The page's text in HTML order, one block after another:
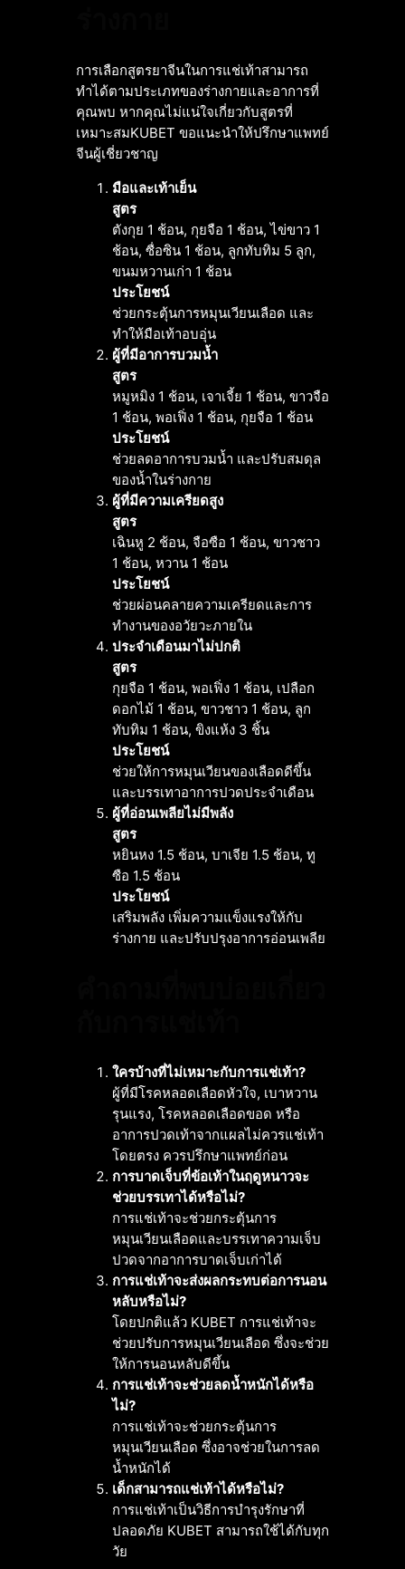
การเลือกสูตรยาจีนในการแช่เท้าสามารถ
ทำได้ตามประเภทของร่างกายและอาการที่
คุณพบ หากคุณไม่แน่ใจเกี่ยวกับสูตรที่
เหมาะสมKUBET ขอแนะนำให้ปรึกษาแพทย์
จีนผู้เชี่ยวชาญ
มือและเท้าเย็น
สูตร
ตังกุย 1 ช้อน, กุยจือ 1 ช้อน, ไข่ขาว 1
ช้อน, ซื่อซิน 1 ช้อน, ลูกทับทิม 5 ลูก,
ขนมหวานเก่า 1 ช้อน
ประโยชน์
ช่วยกระตุ้นการหมุนเวียนเลือด และ
ทำให้มือเท้าอบอุ่น
ผู้ที่มีอาการบวมน้ำ
สูตร
หมูหมิง 1 ช้อน, เจาเจี้ย 1 ช้อน, ขาวจือ
1 ช้อน, พอเฟิ่ง 1 ช้อน, กุยจือ 1 ช้อน
ประโยชน์
ช่วยลดอาการบวมน้ำ และปรับสมดุล
ของน้ำในร่างกาย
ผู้ที่มีความเครียดสูง
สูตร
เฉินหู 2 ช้อน, จือซือ 1 ช้อน, ขาวชาว
1 ช้อน, หวาน 1 ช้อน
ประโยชน์
ช่วยผ่อนคลายความเครียดและการ
ทำงานของอวัยวะภายใน
ประจำเดือนมาไม่ปกติ
สูตร
กุยจือ 1 ช้อน, พอเฟิ่ง 1 ช้อน, เปลือก
ดอกไม้ 1 ช้อน, ขาวชาว 1 ช้อน, ลูก
ทับทิม 1 ช้อน, ขิงแห้ง 3 ชิ้น
ประโยชน์
ช่วยให้การหมุนเวียนของเลือดดีขึ้น
และบรรเทาอาการปวดประจำเดือน
ผู้ที่อ่อนเพลียไม่มีพลัง
สูตร
หยินหง 1.5 ช้อน, บาเจีย 1.5 ช้อน, ทู
ซือ 1.5 ช้อน
ประโยชน์
เสริมพลัง เพิ่มความแข็งแรงให้กับ
ร่างกาย และปรับปรุงอาการอ่อนเพลีย
ใครบ้างที่ไม่เหมาะกับการแช่เท้า?
ผู้ที่มีโรคหลอดเลือดหัวใจ, เบาหวาน
รุนแรง, โรคหลอดเลือดขอด หรือ
อาการปวดเท้าจากแผลไม่ควรแช่เท้า
โดยตรง ควรปรึกษาแพทย์ก่อน
การบาดเจ็บที่ข้อเท้าในฤดูหนาวจะ
ช่วยบรรเทาได้หรือไม่?
การแช่เท้าจะช่วยกระตุ้นการ
หมุนเวียนเลือดและบรรเทาความเจ็บ
ปวดจากอาการบาดเจ็บเก่าได้
การแช่เท้าจะส่งผลกระทบต่อการนอน
หลับหรือไม่?
โดยปกติแล้ว KUBET การแช่เท้าจะ
ช่วยปรับการหมุนเวียนเลือด ซึ่งจะช่วย
ให้การนอนหลับดีขึ้น
การแช่เท้าจะช่วยลดน้ำหนักได้หรือ
ไม่?
การแช่เท้าจะช่วยกระตุ้นการ
หมุนเวียนเลือด ซึ่งอาจช่วยในการลด
น้ำหนักได้
เด็กสามารถแช่เท้าได้หรือไม่?
การแช่เท้าเป็นวิธีการบำรุงรักษาที่
ปลอดภัย KUBET สามารถใช้ได้กับทุก
วัย